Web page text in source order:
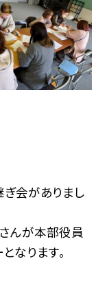
ぎ会がありまし
んが本部役員
なります。